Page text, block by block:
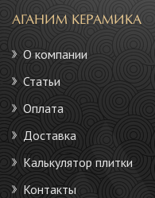
АГАНИМ КЕРАМИКА
О компании
Статьи
Оплата
Доставка
Калькулятор плитки
Контакты